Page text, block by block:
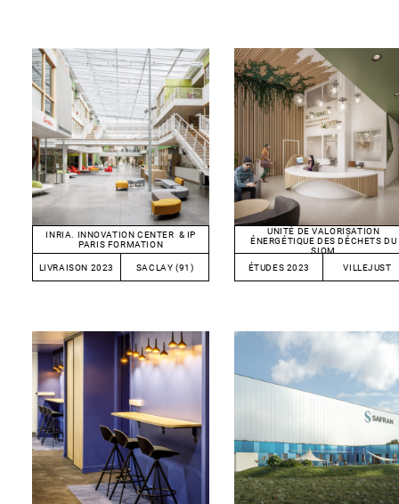
INRIA. INNOVATION CENTER & IP
PARIS FORMATION
LIVRAISON 2023 SACLAY (91)
UNITÉ DE VALORISATION
ÉNERGÉTIQUE DES DÉCHETS DU
SIOM
ÉTUDES 2023
VILLEJUST